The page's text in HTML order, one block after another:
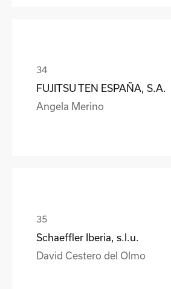
FUJITSU TEN ESPAÑA, S.A.
Angela Merino
Schaeffler Iberia, s.l.u.
David Cestero del Olmo